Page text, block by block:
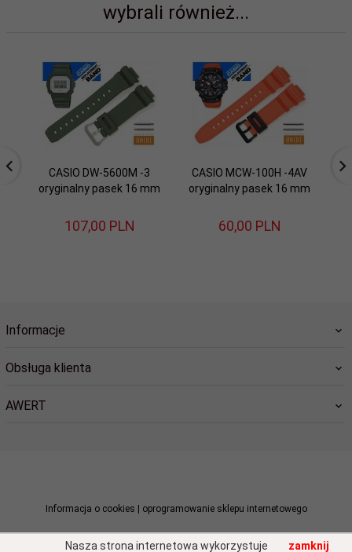
wybrali również...
CASIO DW-5600M -3
oryginalny pasek 16 mm
107,00 PLN
CASIO MCW-100H -4AV
oryginalny pasek 16 mm
60,00 PLN
Informacje
Obsługa klienta
AWERT
Informacja o cookies | oprogramowanie sklepu internetowego
Nasza strona internetowa wykorzystuje zamknij